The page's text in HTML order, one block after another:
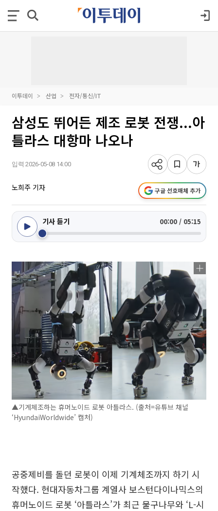
이투데이 산업 전자/통신/IT
삼성도 뛰어든 제조 로봇 전쟁...아
틀라스 대항마 나오나
입력 2026-05-08 14:00
노희주 기자 구글 선호매체 추가
기사 듣기 00:00 / 05:15
▲기계체조하는 휴머노이드 로봇 아틀라스. (출처=유튜브 채널
‘HyundaiWorldwide’ 캡처)
공중제비를 돌던 로봇이 이제 기계체조까지 하기 시
작했다. 현대자동차그룹 계열사 보스턴다이나믹스의
휴머노이드 로봇 ‘아틀라스’가 최근 물구나무와 ‘L-시